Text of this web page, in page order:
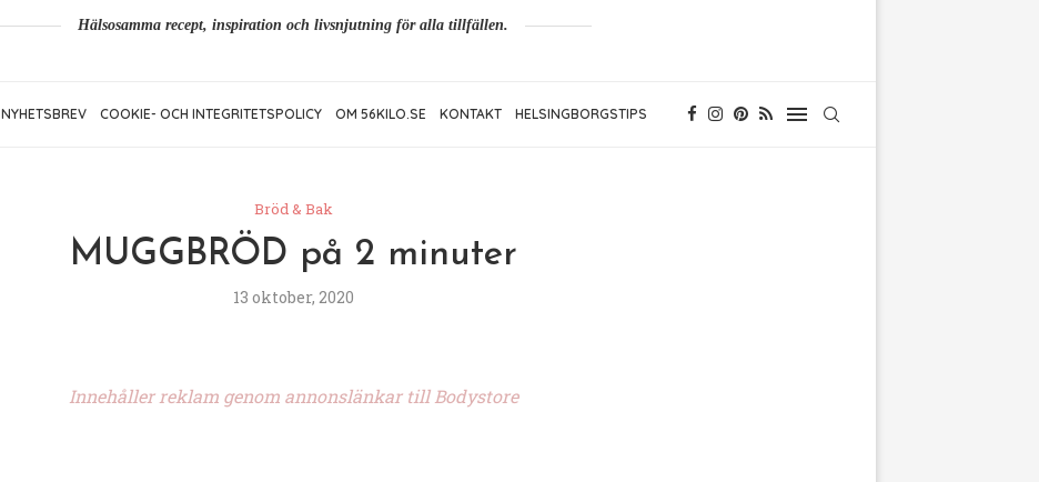
Hälsosamma recept, inspiration och livsnjutning för alla tillfällen.
NYHETSBREV COOKIE- OCH INTEGRITETSPOLICY OM 56KILO.SE KONTAKT HELSINGBORGSTIPS
Bröd & Bak
MUGGBRÖD på 2 minuter
13 oktober, 2020
Innehåller reklam genom annonslänkar till Bodystore